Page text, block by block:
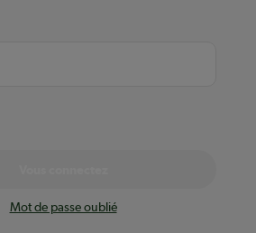
Mot de passe oublié